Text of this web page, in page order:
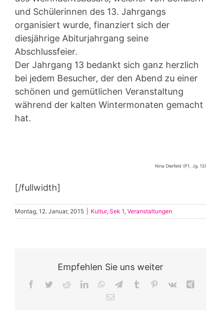
und Schülerinnen des 13. Jahrgangs
organisiert wurde, finanziert sich der
diesjährige Abiturjahrgang seine
Abschlussfeier.
Der Jahrgang 13 bedankt sich ganz herzlich
bei jedem Besucher, der den Abend zu einer
schönen und gemütlichen Veranstaltung
während der kalten Wintermonaten gemacht
hat.
Nina Dierfeld (P1, Jg. 13)
[/fullwidth]
Montag, 12. Januar, 2015 Kultur, Sek 1, Veranstaltungen
Empfehlen Sie uns weiter
Facebook
TwitterRedditLinkedInWhatsApp
TelegramTumblr Pinterest
Vk
E-